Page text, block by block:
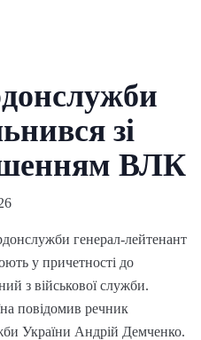
зі
ВЛК
генерал-лейтенант
у причетності до
з військової служби.
повідомив речник
України Андрій Демченко.